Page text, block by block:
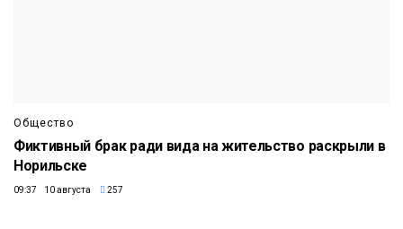
Общество
Фиктивный брак ради вида на жительство раскрыли в
Норильске
09:37 10 августа 257